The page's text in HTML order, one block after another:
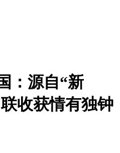
：源自“新
收获情有独钟